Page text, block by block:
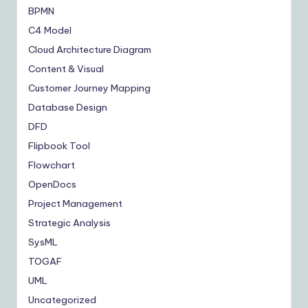
BPMN
C4 Model
Cloud Architecture Diagram
Content & Visual
Customer Journey Mapping
Database Design
DFD
Flipbook Tool
Flowchart
OpenDocs
Project Management
Strategic Analysis
SysML
TOGAF
UML
Uncategorized